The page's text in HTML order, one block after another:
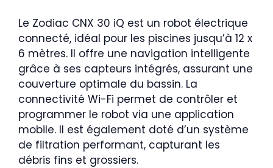
Le Zodiac CNX 30 iQ est un robot électrique
connecté, idéal pour les piscines jusqu’à 12 x
6 mètres. Il offre une navigation intelligente
grâce à ses capteurs intégrés, assurant une
couverture optimale du bassin. La
connectivité Wi-Fi permet de contrôler et
programmer le robot via une application
mobile. Il est également doté d’un système
de filtration performant, capturant les
débris fins et grossiers.